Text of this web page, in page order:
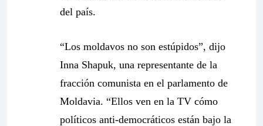
del país.
“Los moldavos no son estúpidos”, dijo
Inna Shapuk, una representante de la
fracción comunista en el parlamento de
Moldavia. “Ellos ven en la TV cómo
políticos anti-democráticos están bajo la